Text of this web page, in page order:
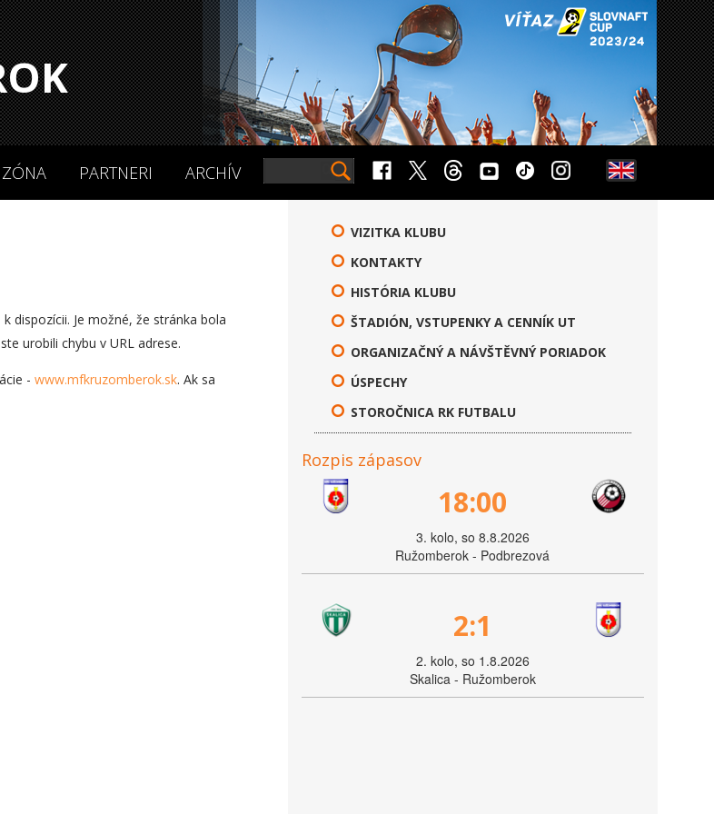
PARTNERI ARCHÍV
k dispozícii. Je možné, že stránka bola
urobili chybu v URL adrese.
- www.mfkruzomberok.sk. Ak sa
VIZITKA KLUBU
KONTAKTY
HISTÓRIA KLUBU
ŠTADIÓN, VSTUPENKY A CENNÍK UT
ORGANIZAČNÝ A NÁVŠTĚVNÝ PORIADOK
ÚSPECHY
STOROČNICA RK FUTBALU
Rozpis zápasov
18:00
3. kolo, so 8.8.2026
Ružomberok - Podbrezová
2:1
2. kolo, so 1.8.2026
Skalica - Ružomberok